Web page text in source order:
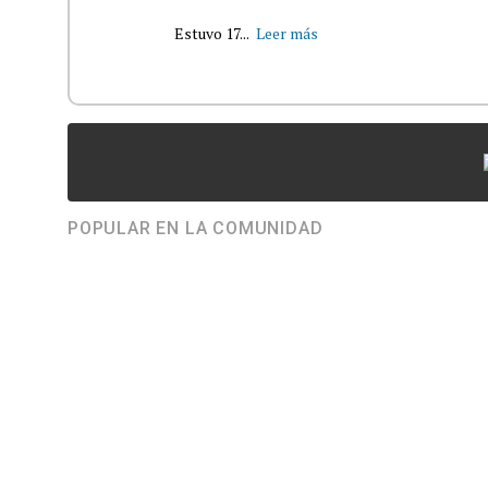
Estuvo 17... Leer más
POPULAR EN LA COMUNIDAD